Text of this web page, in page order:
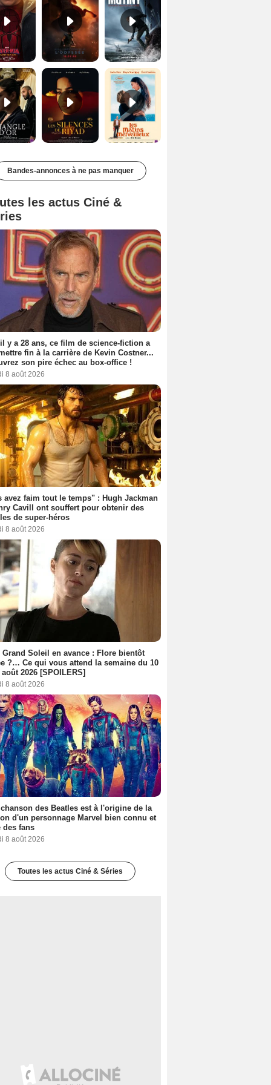
Les Silences de Riyad Bande-annonce VO STFR Les Matins merveilleux Bande-annonce VF
Bandes-annonces à ne pas manquer
les actus Ciné &
y a 28 ans, ce film de science-fiction a
fin à la carrière de Kevin Costner...
son pire échec au box-office !
8 août 2026
avez faim tout le temps" : Hugh Jackman
Cavill ont souffert pour obtenir des
de super-héros
8 août 2026
Grand Soleil en avance : Flore bientôt
?… Ce qui vous attend la semaine du 10
2026 [SPOILERS]
8 août 2026
chanson des Beatles est à l'origine de la
d'un personnage Marvel bien connu et
des fans
8 août 2026
Toutes les actus Ciné & Séries